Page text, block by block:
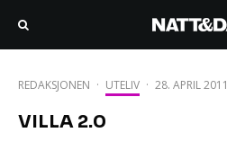
REDAKSJONEN · UTELIV · 28. APRIL 2011
VILLA 2.0